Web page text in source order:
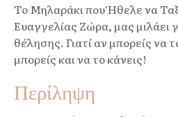
Το Μηλαράκι που Ήθελε να Ταξιδέψει, της
Ευαγγελίας Ζώρα, μας μιλάει
θέλησης. Γιατί αν μπορείς να
μπορείς και να το κάνεις!
Περίληψη